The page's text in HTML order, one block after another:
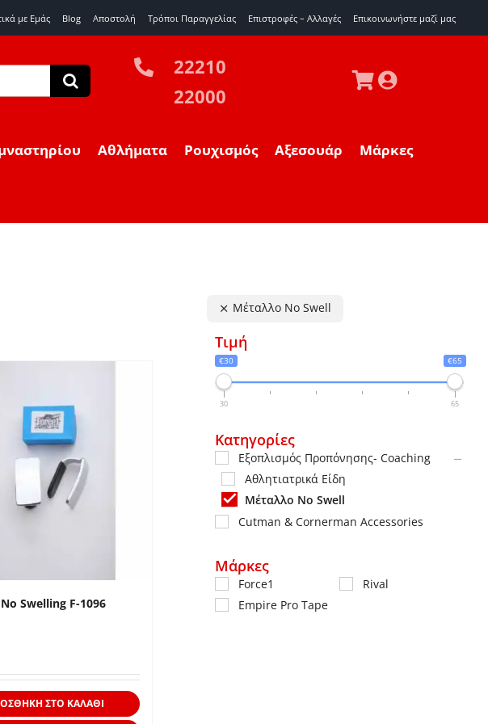
με Εμάς Blog Αποστολή Τρόποι Παραγγελίας Επιστροφές – Αλλαγές Eπικοινωνήστε μαζί μας
22210
22000
Αθλήματα Ρουχισμός Αξεσουάρ Μάρκες
Swelling F-1096
ΣΤΟ ΚΑΛΆΘΙ
Μέταλλο No Swell
Τιμή
€30 €65
30 65
Κατηγορίες
Εξοπλισμός Προπόνησης- Coaching
Αθλητιατρικά Είδη
Μέταλλο No Swell
Cutman & Cornerman Accessories
Μάρκες
Force1
Rival
Empire Pro Tape